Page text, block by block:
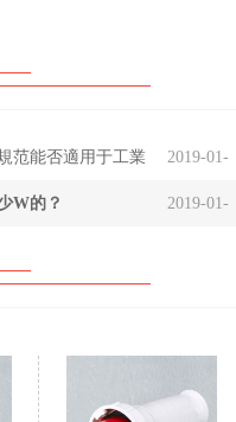
范能否適用于工業 2019-01-
31
W的？ 2019-01-